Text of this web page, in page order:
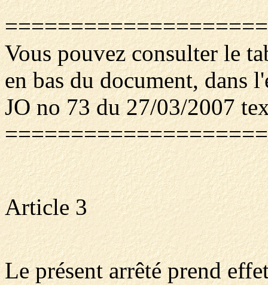
Vous pouvez consulter le
en bas du document, dans
JO no 73 du 27/03/2007
Article 3
Le présent arrêté prend